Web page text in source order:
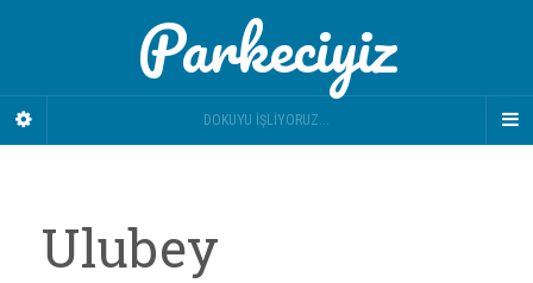
Parkeciyiz
DOKUYU İŞLIYORUZ...
Ulubey